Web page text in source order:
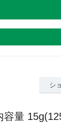
シ
容量